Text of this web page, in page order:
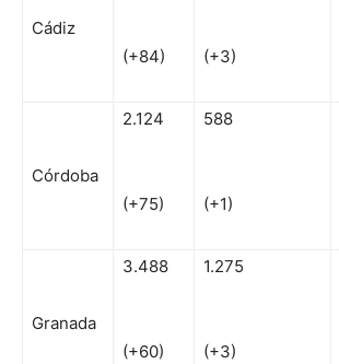
Cádiz
(+84) (+3)
Córdoba
2.124
(+75)
588
(+1)
Granada
3.488
(+60)
1.275
(+3)